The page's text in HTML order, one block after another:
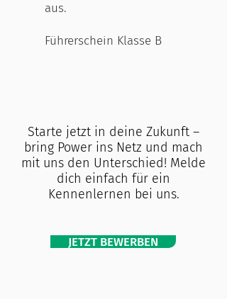
aus.
Führerschein Klasse B
Starte jetzt in deine Zukunft –
bring Power ins Netz und mach
mit uns den Unterschied! Melde
dich einfach für ein
Kennenlernen bei uns.
JETZT BEWERBEN